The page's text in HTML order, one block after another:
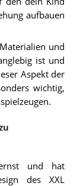
aufbauen
und
ist und
Aspekt der
wichtig,
und hat
des XXL